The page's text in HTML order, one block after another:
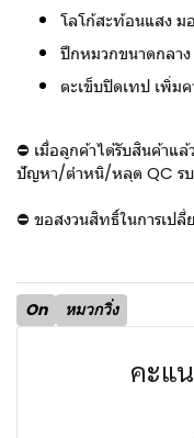
โลโก้สะท้อนแสง ม
ปีกหมวกขนาดกลาง
ตะเข็บปิดเทป เพิ่ม
⛔ เมื่อลูกค้าได้รับสินค้าแ
ปัญหา/ตำหนิ/หลุด QC ร
⛔ ขอสงวนสิทธิ์ในการเป
On หมวกวิ่ง
คะแ